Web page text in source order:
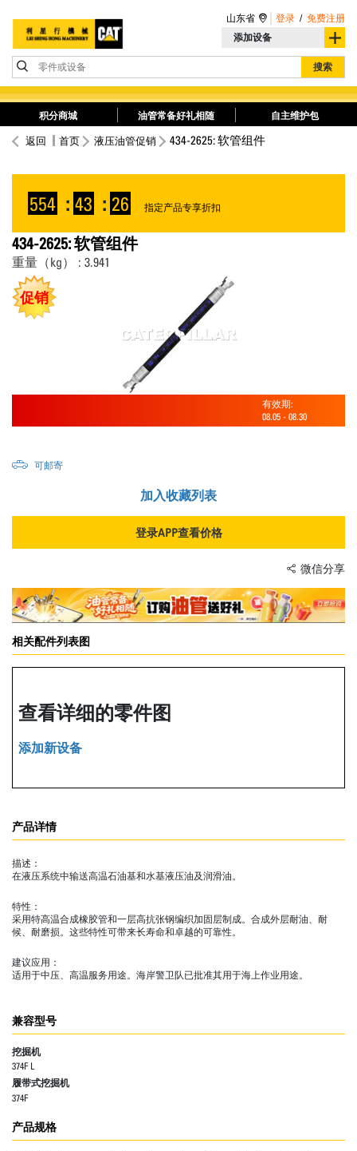
添加设备
零件或设备 搜索
山东省 登录 / 免费注册
积分商城 油管常备好礼相随 自主维护包
返回 首页 液压油管促销 434-2625: 软管组件
554 : 43 : 25 指定产品专享折扣
434-2625: 软管组件
重量（kg） : 3.941
促销
有效期:
08.05 - 08.30
可邮寄
加入收藏列表
登录APP查看价格
微信分享
相关配件列表图
查看详细的零件图
添加新设备
产品详情
描述：
在液压系统中输送高温石油基和水基液压油及润滑油。
特性：
采用特高温合成橡胶管和一层高抗张钢编织加固层制成。合成外层耐油、耐
候、耐磨损。这些特性可带来长寿命和卓越的可靠性。
建议应用：
适用于中压、高温服务用途。海岸警卫队已批准其用于海上作业用途。
兼容型号
挖掘机
374F L
履带式挖掘机
374F
产品规格